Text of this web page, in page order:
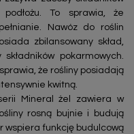
To sprawia, że
Nawóz do roślin
zbilansowany skład,
pokarmowych.
że rośliny posiadają
kwitną.
Mineral żel zawiera w
rosną bujnie i budują
wspiera funkcję budulcową